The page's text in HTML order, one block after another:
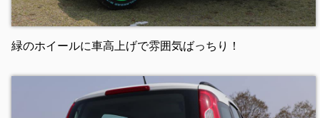
緑のホイールに車高上げで雰囲気ばっちり！